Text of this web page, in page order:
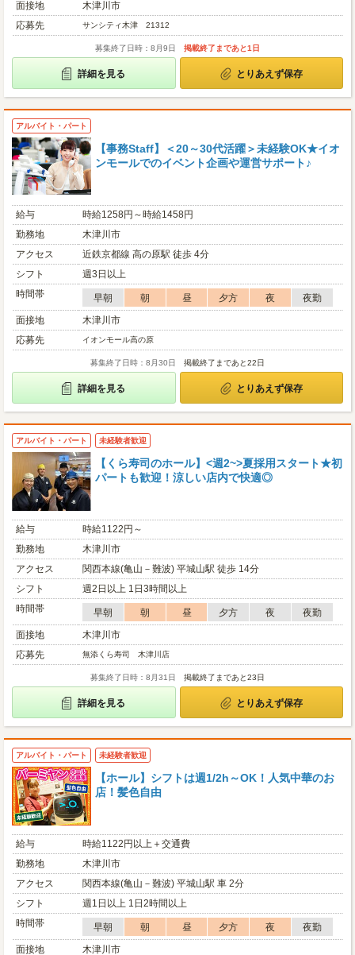
面接地
木津川市
応募先
サンシティ木津 21312
募集終了日時：8月9日 掲載終了まであと1日
詳細を見る とりあえず保存
アルバイト・パート
【事務Staff】＜20～30代活躍＞未経験OK★イオ
ンモールでのイベント企画や運営サポート♪
給与
時給1258円～時給1458円
勤務地
木津川市
アクセス
近鉄京都線 高の原駅 徒歩 4分
シフト
週3日以上
時間帯
早朝 朝 昼 夕方 夜
夜勤
面接地
木津川市
応募先
イオンモール高の原
募集終了日時：8月30日 掲載終了まであと22日
詳細を見る とりあえず保存
アルバイト・パート 未経験者歓迎
【くら寿司のホール】<週2~>夏採用スタート★初
パートも歓迎！涼しい店内で快適◎
給与
時給1122円～
勤務地
木津川市
アクセス
関西本線(亀山－難波) 平城山駅 徒歩 14分
シフト
週2日以上 1日3時間以上
時間帯
早朝 朝 昼 夕方 夜
夜勤
面接地
木津川市
応募先
無添くら寿司 木津川店
募集終了日時：8月31日 掲載終了まであと23日
詳細を見る とりあえず保存
アルバイト・パート 未経験者歓迎
【ホール】シフトは週1/2h～OK！人気中華のお
店！髪色自由
給与
時給1122円以上＋交通費
勤務地
木津川市
アクセス
関西本線(亀山－難波) 平城山駅 車 2分
シフト
週1日以上 1日2時間以上
時間帯
早朝 朝 昼 夕方 夜
夜勤
面接地
木津川市